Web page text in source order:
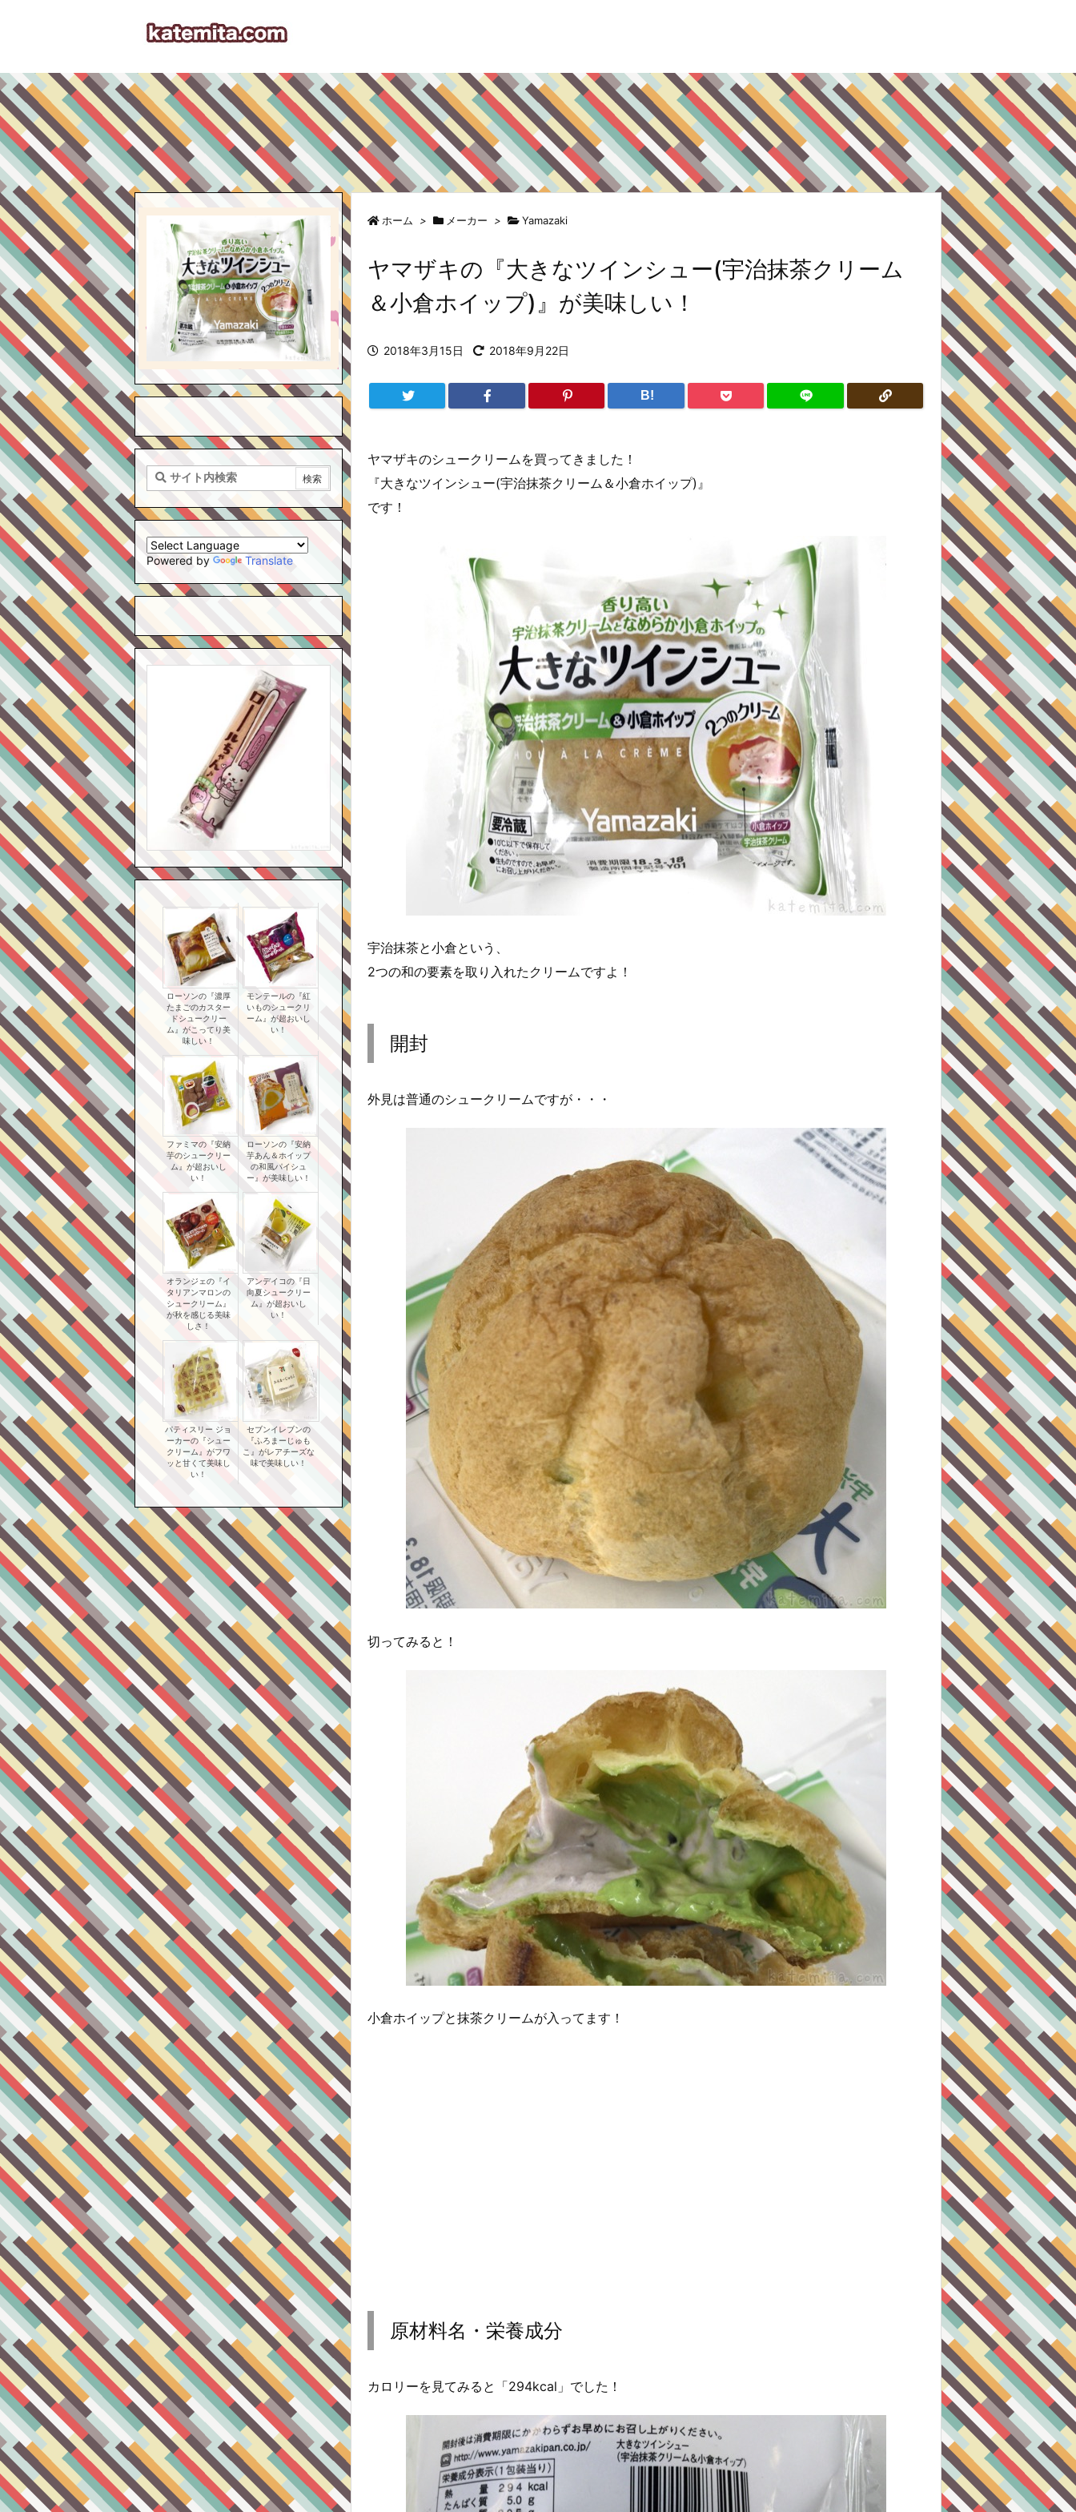
ホーム > メーカー > Yamazaki
ヤマザキの『大きなツインシュー(宇治抹茶クリーム
＆小倉ホイップ)』が美味しい！
2018年3月15日 2018年9月22日
B!
ヤマザキのシュークリームを買ってきました！
『大きなツインシュー(宇治抹茶クリーム＆小倉ホイップ)』
です！
宇治抹茶と小倉という、
2つの和の要素を取り入れたクリームですよ！
開封
外見は普通のシュークリームですが・・・
切ってみると！
小倉ホイップと抹茶クリームが入ってます！
原材料名・栄養成分
カロリーを見てみると「294kcal」でした！
Powered by Translate
ローソンの『濃厚
たまごのカスター
ドシュークリー
ム』がこってり美
味しい！
モンテールの『紅
いものシュークリ
ーム』が超おいし
い！
ファミマの『安納
芋のシュークリー
ム』が超おいし
い！
ローソンの『安納
芋あん＆ホイップ
の和風パイシュ
ー』が美味しい！
オランジェの『イ
タリアンマロンの
シュークリーム』
が秋を感じる美味
しさ！
アンデイコの『日
向夏シュークリー
ム』が超おいし
い！
パティスリー ジョ
ーカーの『シュー
クリーム』がフワ
ッと甘くて美味し
い！
セブンイレブンの
『ふろまーじゅも
こ』がレアチーズな
味で美味しい！